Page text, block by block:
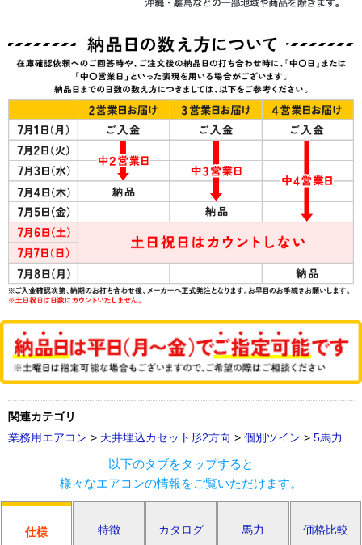
関連カテゴリ
業務用エアコン > 天井埋込カセット形2方向 > 個別ツイン > 5馬力
以下のタブをタップすると
様々なエアコンの情報をご覧いただけます。
仕様 特徴 カタログ 馬力 価格比較